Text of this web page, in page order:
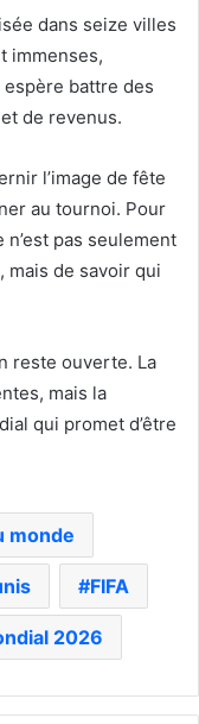
dans seize villes
immenses,
espère battre des
de revenus.
l’image de fête
au tournoi. Pour
pas seulement
mais de savoir qui
reste ouverte. La
mais la
qui promet d’être
monde
FIFA
2026